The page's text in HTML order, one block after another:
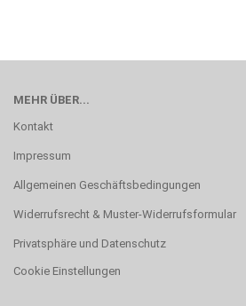
MEHR ÜBER...
Kontakt
Impressum
Allgemeinen Geschäftsbedingungen
Widerrufsrecht & Muster-Widerrufsformular
Privatsphäre und Datenschutz
Cookie Einstellungen